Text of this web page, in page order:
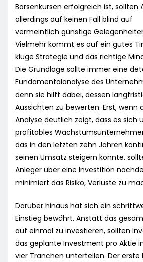
Börsenkursen erfolgreich ist, sollten
allerdings auf keinen Fall blind auf
vermeintlich günstige
Vielmehr kommt es auf ein gutes
kluge Strategie und das richtige
Die Grundlage sollte immer eine
Fundamentalanalyse des
denn sie hilft dabei, dessen
Aussichten zu bewerten. Erst, wenn
Analyse deutlich zeigt, dass es sich
profitables
das in den letzten zehn Jahren
seinen Umsatz steigern konnte,
Anleger über eine Investition
minimiert das Risiko, Verluste zu
Darüber hinaus hat sich ein
Einstieg bewährt. Anstatt das
auf einmal zu investieren, sollten
das geplante Investment pro Aktie
vier Tranchen unterteilen. Der erste